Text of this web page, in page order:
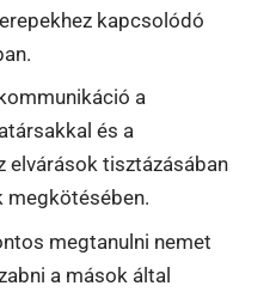
kapcsolódó
a
és a
elvárások tisztázásában
megkötésében.
megtanulni nemet
a mások által